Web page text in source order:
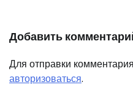
Добавить
Для отправки
авторизоваться.